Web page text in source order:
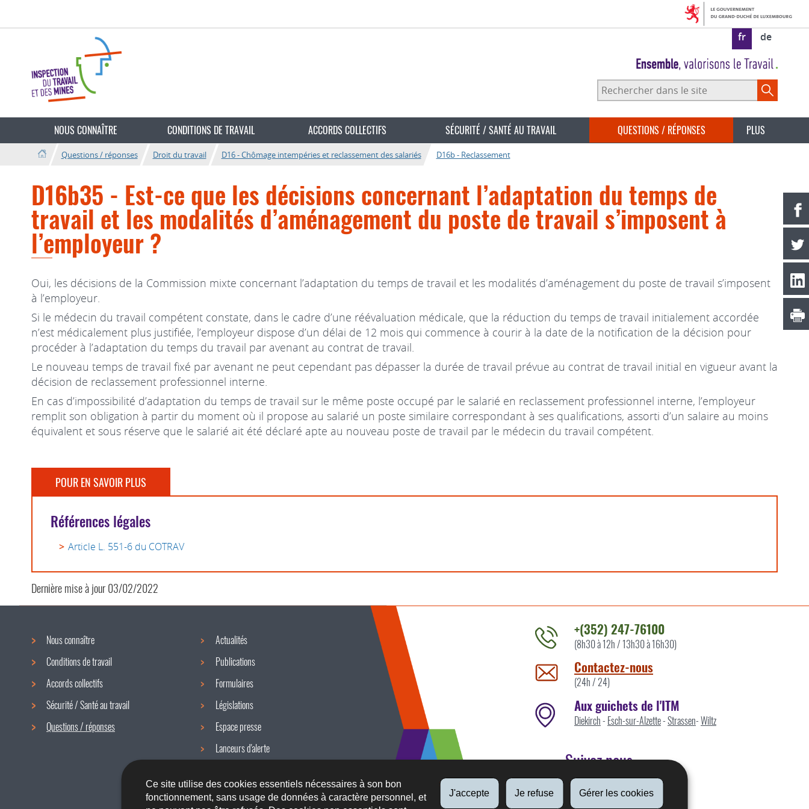
Ce site utilise des cookies essentiels nécessaires à son bon
fonctionnement, sans usage de données à caractère personnel, et
J'accepte Je refuse Gérer les cookies
langue
fr de
Rechercher
dans
NOUS CONNAÎTRE CONDITIONS DE TRAVAIL ACCORDS COLLECTIFS SÉCURITÉ / SANTÉ AU TRAVAIL QUESTIONS / RÉPONSES PLUS
Questions / réponses Droit du travail D16 - Chômage intempéries et reclassement des salariés D16b - Reclassement
D16b35 - Est-ce que les décisions concernant l’adaptation du temps de
travail et les modalités d’aménagement du poste de travail s’imposent à
l’employeur ?
Oui, les décisions de la Commission mixte concernant l’adaptation du temps de travail et les modalités d’aménagement du poste de travail s’imposent
à l’employeur.
Si le médecin du travail compétent constate, dans le cadre d’une réévaluation médicale, que la réduction du temps de travail initialement accordée
n’est médicalement plus justifiée, l’employeur dispose d’un délai de 12 mois qui commence à courir à la date de la notification de la décision pour
procéder à l’adaptation du temps du travail par avenant au contrat de travail.
Le nouveau temps de travail fixé par avenant ne peut cependant pas dépasser la durée de travail prévue au contrat de travail initial en vigueur avant la
décision de reclassement professionnel interne.
En cas d’impossibilité d’adaptation du temps de travail sur le même poste occupé par le salarié en reclassement professionnel interne, l’employeur
remplit son obligation à partir du moment où il propose au salarié un poste similaire correspondant à ses qualifications, assorti d’un salaire au moins
équivalent et sous réserve que le salarié ait été déclaré apte au nouveau poste de travail par le médecin du travail compétent.
POUR EN SAVOIR PLUS
Références légales
Article L. 551-6 du COTRAV
Dernière mise à jour03/02/2022
Menu
de
navigation
Nous connaître
Conditions de travail
Accords collectifs
Sécurité / Santé au travail
Questions / réponses
Actualités
Publications
Formulaires
Législations
Espace presse
Lanceurs d'alerte
Contacter
l'ITM
par
+(352) 247-76100
(8h30 à 12h / 13h30 à 16h30)
Contactez-nous
(24h / 24)
Aux guichets de l'ITM
Diekirch- Esch-sur-Alzette-Strassen-Wiltz
Suivez nous
Linkedin